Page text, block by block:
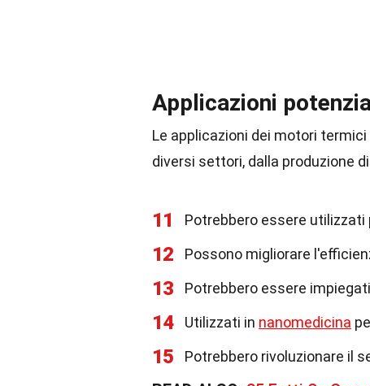
Applicazioni
Le applicazioni dei motori
diversi settori, dalla produzione
11 Potrebbero essere
12 Possono migliorare
13 Potrebbero essere
14 Utilizzati in nanomedicina
15 Potrebbero rivoluzionare il